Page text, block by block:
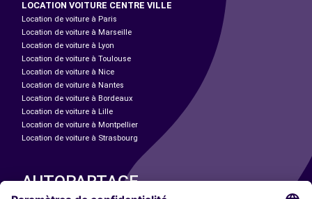
LOCATION VOITURE CENTRE VILLE
Location de voiture à Paris
Location de voiture à Marseille
Location de voiture à Lyon
Location de voiture à Toulouse
Location de voiture à Nice
Location de voiture à Nantes
Location de voiture à Bordeaux
Location de voiture à Lille
Location de voiture à Montpellier
Location de voiture à Strasbourg
AUTOPARTAGE